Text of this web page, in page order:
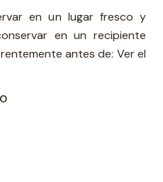
en un lugar fresco y
en un recipiente
antes de: Ver el